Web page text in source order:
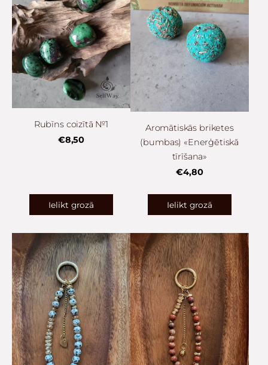
Rubīns coizītā №1
€8,50
Ielikt grozā
Aromātiskās briketes
(bumbas) «Enerģētiskā
tīrīšana»
€4,80
Ielikt grozā